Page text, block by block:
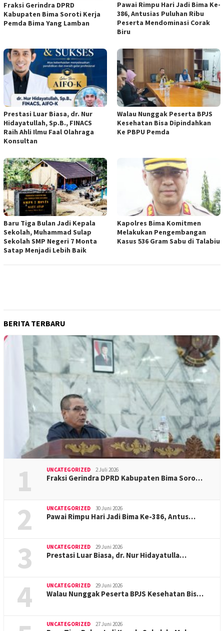
Fraksi Gerindra DPRD
Kabupaten Bima Soroti Kerja
Pemda Bima Yang Lamban
Pawai Rimpu Hari Jadi Bima Ke-
386, Antusias Puluhan Ribu
Peserta Mendominasi Corak
Biru
Prestasi Luar Biasa, dr. Nur
Hidayatullah, Sp.B., FINACS
Raih Ahli Ilmu Faal Olahraga
Konsultan
Walau Nunggak Peserta BPJS
Kesehatan Bisa Dipindahkan
Ke PBPU Pemda
Baru Tiga Bulan Jadi Kepala
Sekolah, Muhammad Sulap
Sekolah SMP Negeri 7 Monta
Satap Menjadi Lebih Baik
Kapolres Bima Komitmen
Melakukan Pengembangan
Kasus 536 Gram Sabu di Talabiu
BERITA TERBARU
1 UNCATEGORIZED 2 Juli 2026
Fraksi Gerindra DPRD Kabupaten Bima Soro…
2 UNCATEGORIZED 30 Juni 2026
Pawai Rimpu Hari Jadi Bima Ke-386, Antus…
3 UNCATEGORIZED 29 Juni 2026
Prestasi Luar Biasa, dr. Nur Hidayatulla…
4 UNCATEGORIZED 29 Juni 2026
Walau Nunggak Peserta BPJS Kesehatan Bis…
UNCATEGORIZED 27 Juni 2026